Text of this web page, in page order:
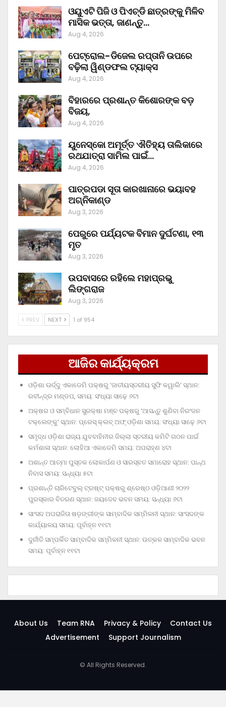
ଓୟୁଏଟି ପିଜି ଓ ପିଏଚ୍‌ଡି ଛାତ୍ରଙ୍କୁ ମିଳିବ
ମାସିକ ଭତ୍ତା, ଜାଣନ୍ତୁ…
Aug 4, 2026
ପେଟ୍ରୋଲ-ଡିଜେଲ ରପ୍ତାନି ଉପରେ
ବଢ଼ିଲା ୱିଣ୍ଡଫଲ ଟ୍ୟାକ୍ସ
Aug 4, 2026
ବିହାରରେ ପ୍ରଶାନ୍ତ କିଶୋରଙ୍କ ବଡ଼
ବିଜୟ,
Aug 4, 2026
ୟୁନେସ୍କୋ ଅମୂର୍ତ୍ତ ଐତିହ୍ୟ ତାଲିକାରେ
ରଥଯାତ୍ରା ସାମିଲ ପାଇଁ…
Aug 4, 2026
ପାତ୍ରପଡା ସୂତା କାରଖାନାରେ ଭୟାବହ
ଅଗ୍ନିକାଣ୍ଡ
Aug 3, 2026
ପେରୁରେ ପର୍ଯ୍ୟଟକ ବିମାନ ଦୁର୍ଘଟଣା, ୧୩
ମୃତ
Aug 3, 2026
ଉପବାସରେ ରହିଲେ ମହାପ୍ରଭୁ
ଲିଙ୍ଗରାଜ
Aug 3, 2026
PREV NEXT 1 of 954
ଆଜିର କାର୍ଯ୍ୟକ୍ରମ
ଓଡ଼ିଶା ଊର୍ଦ୍ଦୁ ଏକାଡେମି ପକ୍ଷରୁ ‘ଜାତୀୟସ୍ତରୀୟ ସୁଫି କୱାଲି’ ସ୍ଥାନ:
ରବୀନ୍ଦ୍ର ମଣ୍ଡପ, ସମୟ: ସଂଧ୍ୟା ସାଢ଼େ ୬ଟା
ଅକ୍ଷର ଓ ସମ୍ବିଧାନ ସୁରକ୍ଷା ମଞ୍ଚ ପକ୍ଷରୁ ‘ଆସନ୍ତୁ ଶୁଣିବା ନିରଂଜନ
ଟକ୍‌ଲେଙ୍କୁ’ ସ୍ଥାନ: ପ୍ରେସ୍‌ କ୍ଲବ୍‌ ଅଫ୍‌ ଓଡ଼ିଶା ସମୟ: ସଂଧ୍ୟା ସାଢ଼େ ୬ଟା
ସମୃଦ୍ଧ ଓଡ଼ିଶା ରାଜ୍ୟ ଯୁବବାହିନୀର ଜିଲ୍ଲା ସ୍ତରୀୟ କମିଟି ଗଠନ ପାଇଁ
କର୍ମଶାଳା ସ୍ଥାନ: ଲୋହିଆ ଏକାଡେମି ସମୟ: ଅପରାହ୍‌ଣ ୪ଟା
ଅଶାନ୍ତ ଆତ୍ମା ପୁସ୍ତକ ଲୋକାର୍ପଣ ଓ ସାରସ୍ବତ ସମାରୋହ ସ୍ଥାନ: ପାନ୍ଥ
ନିବାସ ସମୟ: ସନ୍ଧ୍ୟା ୫ଟା
ପ୍ରଶାନ୍ତି ଚାରିଟେବୁଲ୍‌ ଟ୍ରଷ୍ଟ୍‌ ପକ୍ଷରୁ ଶ୍ରେଷ୍ଠ ଓଡ଼ିଆଣୀ ୨୦୨୨
ପୁରସ୍କାର ବିତରଣ ସ୍ଥାନ: ଜୟଦେବ ଭବନ ସମୟ: ସନ୍ଧ୍ୟା ୬ଟା
ସାଂସଦ ଅପରାଜିତା ଷଡ଼ଙ୍ଗୀଙ୍କ ସାମ୍ବାଦିକ ସମ୍ମିଳନୀ ସ୍ଥାନ: ସାଂସଦଙ୍କ
କାର୍ଯ୍ୟାଳୟ ସମୟ: ପୂର୍ବାହ୍ନ ୧୧ଟା
ଦୁର୍ନୀତି ସମ୍ପର୍କିତ ସାମ୍ବାଦିକ ସମ୍ମିଳନୀ ସ୍ଥାନ: ଉତ୍କଳ ସାମ୍ବାଦିକ ଭବନ
ସମୟ: ପୂର୍ବାହ୍ନ ୧୧ଟା
About Us Team RNA Privacy & Policy
Contact Us
Advertisement
Support Journalism
© All Rights Reserved.